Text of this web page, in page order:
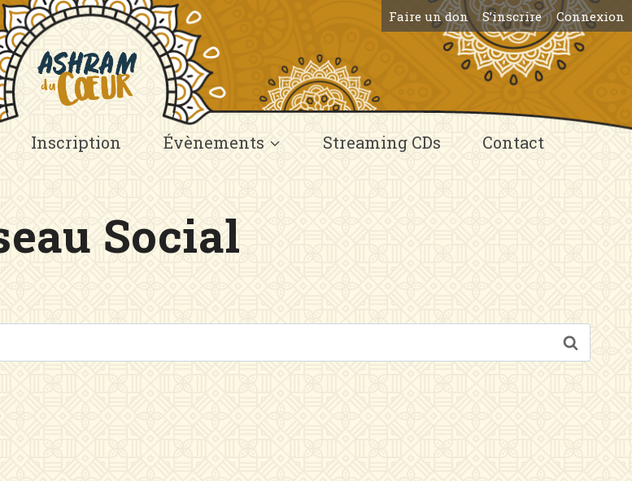
Faire un don S’inscrire Connexion
Inscription Évènements Streaming CDs Contact
Social